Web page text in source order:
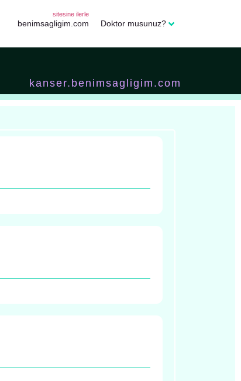
benimsagligim.com
sitesine ilerle
Doktor musunuz?
kanser.benimsagligim.com